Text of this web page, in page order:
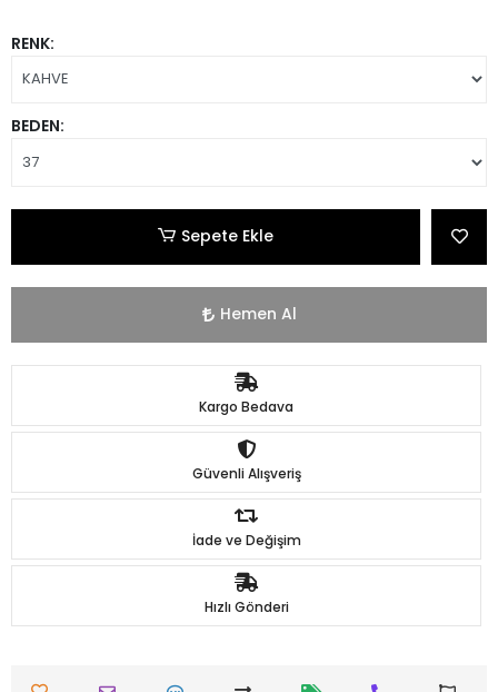
RENK:
BEDEN:
Sepete Ekle
Hemen Al
Kargo Bedava
Güvenli Alışveriş
İade ve Değişim
Hızlı Gönderi